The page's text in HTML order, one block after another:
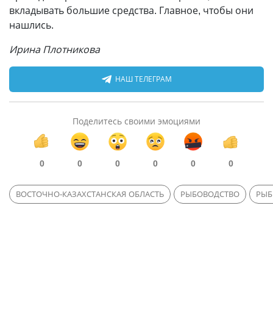
вкладывать большие средства. Главное, чтобы они
нашлись.
Ирина Плотникова
НАШ ТЕЛЕГРАМ
Поделитесь своими эмоциями
0 0 0 0 0 0
ВОСТОЧНО-КАЗАХСТАНСКАЯ ОБЛАСТЬ РЫБОВОДСТВО